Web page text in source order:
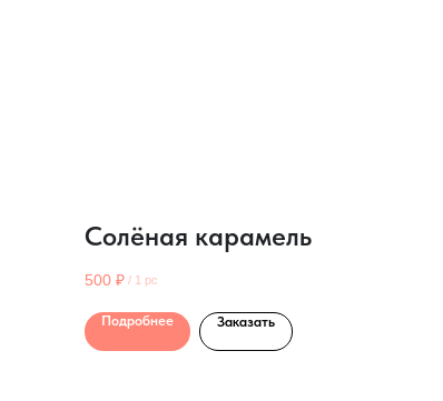
Солёная карамель
500 ₽ / 1 pc
Подробнее Заказать